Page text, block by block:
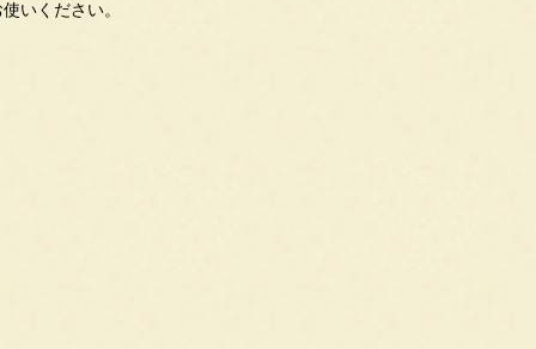
いください。